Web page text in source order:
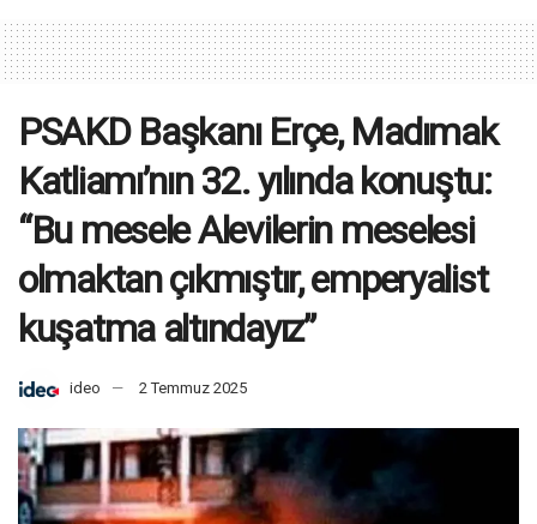
PSAKD Başkanı Erçe, Madımak
Katliamı’nın 32. yılında konuştu:
“Bu mesele Alevilerin meselesi
olmaktan çıkmıştır, emperyalist
kuşatma altındayız”
ideo 2 Temmuz 2025